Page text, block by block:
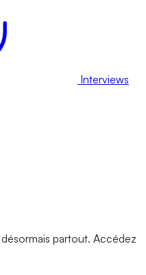
Interviews
partout. Accédez